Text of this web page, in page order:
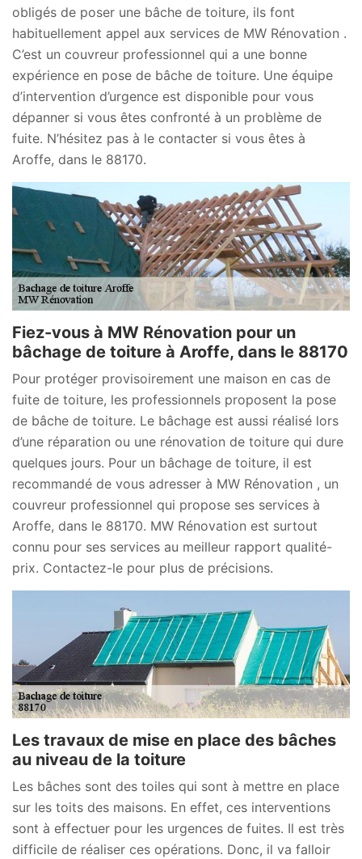
obligés de poser une bâche de toiture, ils font
habituellement appel aux services de MW Rénovation .
C’est un couvreur professionnel qui a une bonne
expérience en pose de bâche de toiture. Une équipe
d’intervention d’urgence est disponible pour vous
dépanner si vous êtes confronté à un problème de
fuite. N’hésitez pas à le contacter si vous êtes à
Aroffe, dans le 88170.
Fiez-vous à MW Rénovation pour un
bâchage de toiture à Aroffe, dans le 88170
Pour protéger provisoirement une maison en cas de
fuite de toiture, les professionnels proposent la pose
de bâche de toiture. Le bâchage est aussi réalisé lors
d’une réparation ou une rénovation de toiture qui dure
quelques jours. Pour un bâchage de toiture, il est
recommandé de vous adresser à MW Rénovation , un
couvreur professionnel qui propose ses services à
Aroffe, dans le 88170. MW Rénovation est surtout
connu pour ses services au meilleur rapport qualité-
prix. Contactez-le pour plus de précisions.
Les travaux de mise en place des bâches
au niveau de la toiture
Les bâches sont des toiles qui sont à mettre en place
sur les toits des maisons. En effet, ces interventions
sont à effectuer pour les urgences de fuites. Il est très
difficile de réaliser ces opérations. Donc, il va falloir